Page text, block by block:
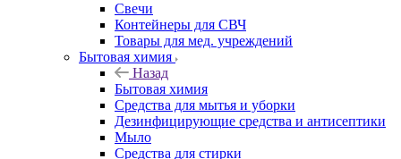
Свечи
Контейнеры для СВЧ
Товары для мед. учреждений
Бытовая химия
Назад
Бытовая химия
Средства для мытья и уборки
Дезинфицирующие средства и антисептики
Мыло
Средства для стирки